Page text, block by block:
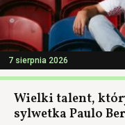
7 sierpnia 2026
Wielki talent,
sylwetka Paulo